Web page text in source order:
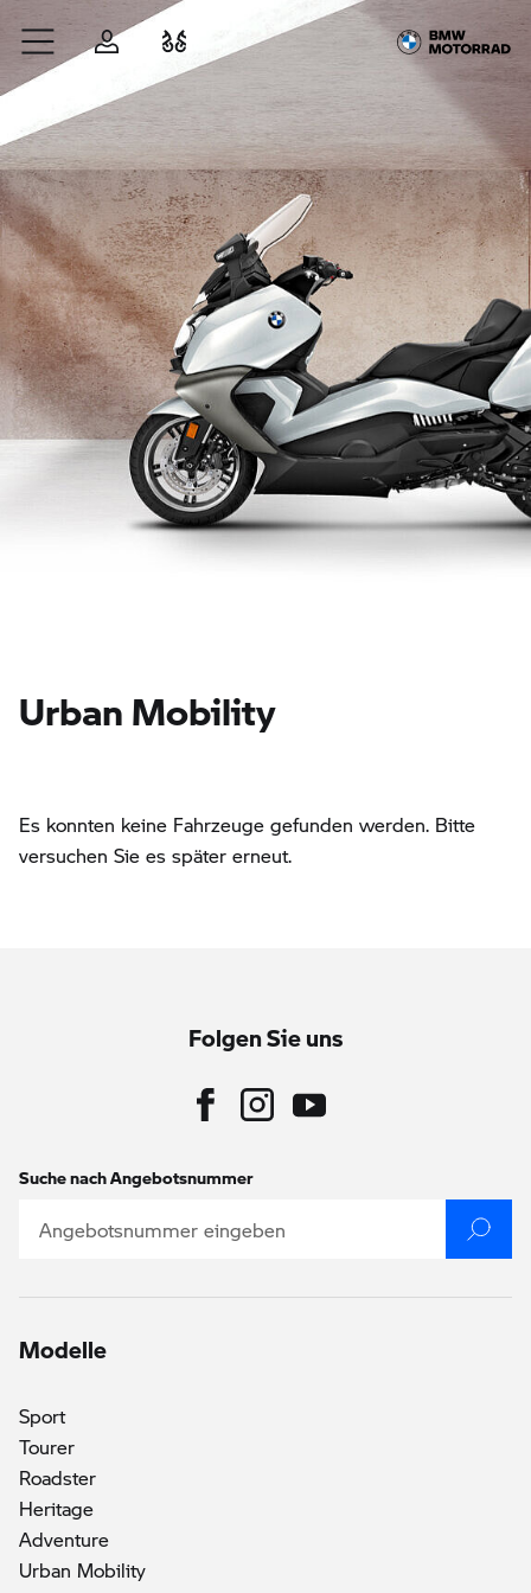
Zum Hauptinhalt springen
AnmeldenFahrzeugvergleich
Urban Mobility
Es konnten keine Fahrzeuge gefunden werden. Bitte
versuchen Sie es später erneut.
Folgen Sie uns
Suche nach Angebotsnummer
Modelle
Sport
Tourer
Roadster
Heritage
Adventure
Urban Mobility()